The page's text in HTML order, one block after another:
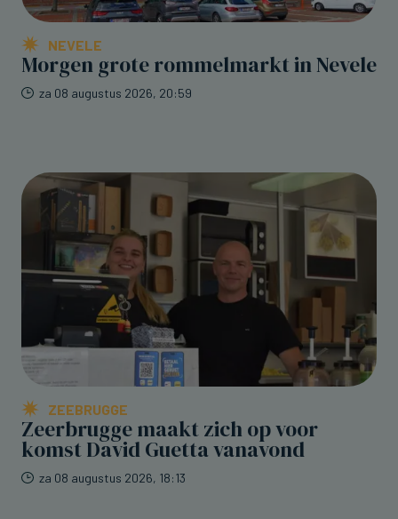
NEVELE
Morgen grote rommelmarkt in Nevele
za 08 augustus 2026, 20:59
ZEEBRUGGE
Zeerbrugge maakt zich op voor
komst David Guetta vanavond
za 08 augustus 2026, 18:13